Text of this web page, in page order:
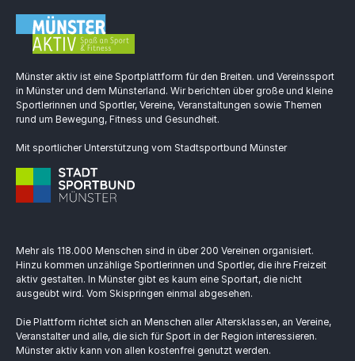
Münster aktiv ist eine Sportplattform für den Breiten. und Vereinssport
in Münster und dem Münsterland. Wir berichten über große und kleine
Sportlerinnen und Sportler, Vereine, Veranstaltungen sowie Themen
rund um Bewegung, Fitness und Gesundheit.
Mit sportlicher Unterstützung vom Stadtsportbund Münster
Mehr als 118.000 Menschen sind in über 200 Vereinen organisiert.
Hinzu kommen unzählige Sportlerinnen und Sportler, die ihre Freizeit
aktiv gestalten. In Münster gibt es kaum eine Sportart, die nicht
ausgeübt wird. Vom Skispringen einmal abgesehen.
Die Plattform richtet sich an Menschen aller Altersklassen, an Vereine,
Veranstalter und alle, die sich für Sport in der Region interessieren.
Münster aktiv kann von allen kostenfrei genutzt werden.